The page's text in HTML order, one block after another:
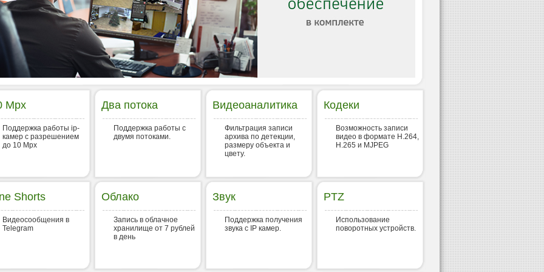
Mpx
Поддержка работы ip-
камер с разрешением
до 10 Mpx
Два потока
Поддержка работы с
двумя потоками.
Видеоаналитика
Фильтрация записи
архива по детекции,
размеру объекта и
цвету.
Кодеки
Возможность записи
видео в формате H.264,
H.265 и MJPEG
Shorts
Видеосообщения в
Telegram
Облако
Запись в облачное
хранилище от 7 рублей
в день
Звук
Поддержка получения
звука с IP камер.
PTZ
Использование
поворотных устройств.